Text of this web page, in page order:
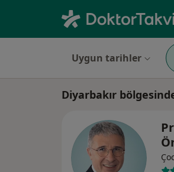
Uygun tarihler
Diyarbakır